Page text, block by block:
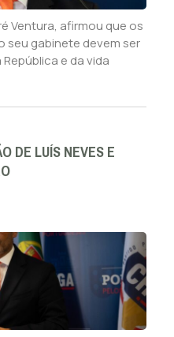
Ventura, afirmou que os
seu gabinete devem ser
e da vida
DE LUÍS NEVES E